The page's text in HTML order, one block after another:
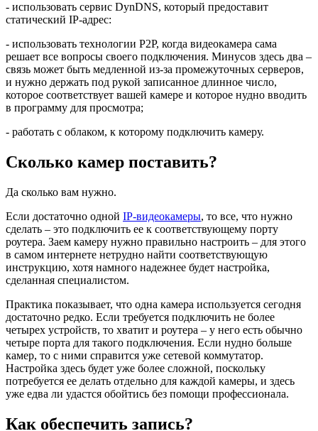
- использовать сервис DynDNS, который предоставит
статический IP-адрес:
- использовать технологии P2P, когда видеокамера сама
решает все вопросы своего подключения. Минусов здесь два –
связь может быть медленной из-за промежуточных серверов,
и нужно держать под рукой записанное длинное число,
которое соответствует вашей камере и которое нудно вводить
в программу для просмотра;
- работать с облаком, к которому подключить камеру.
Сколько камер поставить?
Да сколько вам нужно.
Если достаточно одной IP-видеокамеры, то все, что нужно
сделать – это подключить ее к соответствующему порту
роутера. Заем камеру нужно правильно настроить – для этого
в самом интернете нетрудно найти соответствующую
инструкцию, хотя намного надежнее будет настройка,
сделанная специалистом.
Практика показывает, что одна камера используется сегодня
достаточно редко. Если требуется подключить не более
четырех устройств, то хватит и роутера – у него есть обычно
четыре порта для такого подключения. Если нудно больше
камер, то с ними справится уже сетевой коммутатор.
Настройка здесь будет уже более сложной, поскольку
потребуется ее делать отдельно для каждой камеры, и здесь
уже едва ли удастся обойтись без помощи профессионала.
Как обеспечить запись?